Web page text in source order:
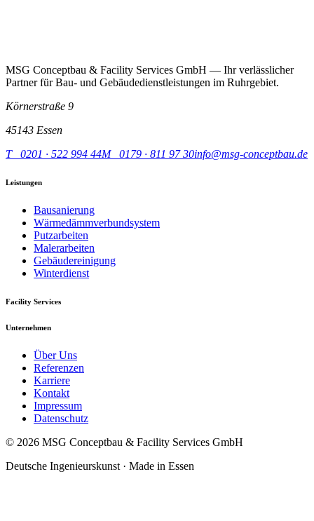
MSG Conceptbau & Facility Services GmbH — Ihr verlässlicher
Partner für Bau- und Gebäudedienstleistungen im Ruhrgebiet.
Körnerstraße 9
45143 Essen
T 0201 · 522 994 44M 0179 · 811 97 30info@msg-conceptbau.de
Leistungen
Bausanierung
Wärmedämmverbundsystem
Putzarbeiten
Malerarbeiten
Gebäudereinigung
Winterdienst
Facility Services
Unternehmen
Über Uns
Referenzen
Karriere
Kontakt
Impressum
Datenschutz
© 2026 MSG Conceptbau & Facility Services GmbH
Deutsche Ingenieurskunst · Made in Essen